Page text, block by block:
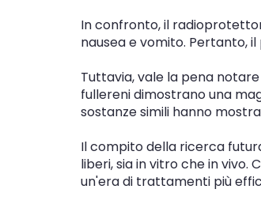
In confronto, il
nausea e vomito. Pertanto,
Tuttavia, vale la pena
fullereni dimostrano una
sostanze simili hanno
Il compito della ricerca
liberi, sia in vitro che in
un'era di trattamenti più